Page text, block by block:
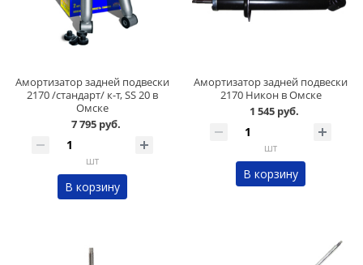
Амортизатор задней подвески
2170 /стандарт/ к-т, SS 20 в
Омске
7 795 руб.
шт
В корзину
Амортизатор задней подвески
2170 Никон в Омске
1 545 руб.
шт
В корзину